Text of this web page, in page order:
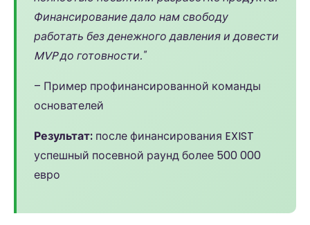
Финансирование дало нам свободу
работать без денежного давления и довести
MVP до готовности."
– Пример профинансированной команды
основателей
Результат: после финансирования EXIST
успешный посевной раунд более 500 000
евро